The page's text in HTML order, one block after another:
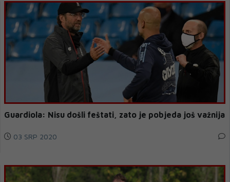
Guardiola: Nisu došli feštati, zato je pobjeda još važnija
03 SRP 2020